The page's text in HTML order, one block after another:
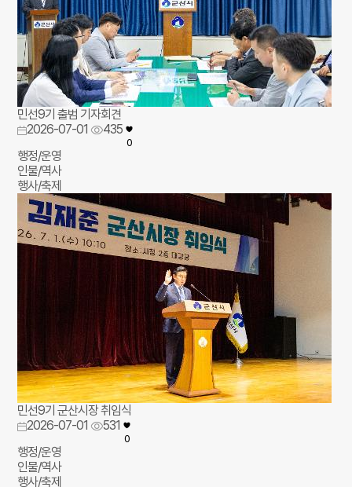
민선9기 출범 기자회견
2026-07-01
435
0
행정/운영
인물/역사
행사/축제
민선9기 군산시장 취임식
2026-07-01
531
0
행정/운영
인물/역사
행사/축제